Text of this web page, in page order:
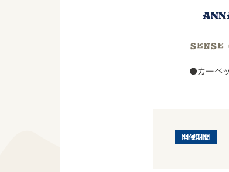
開催期間